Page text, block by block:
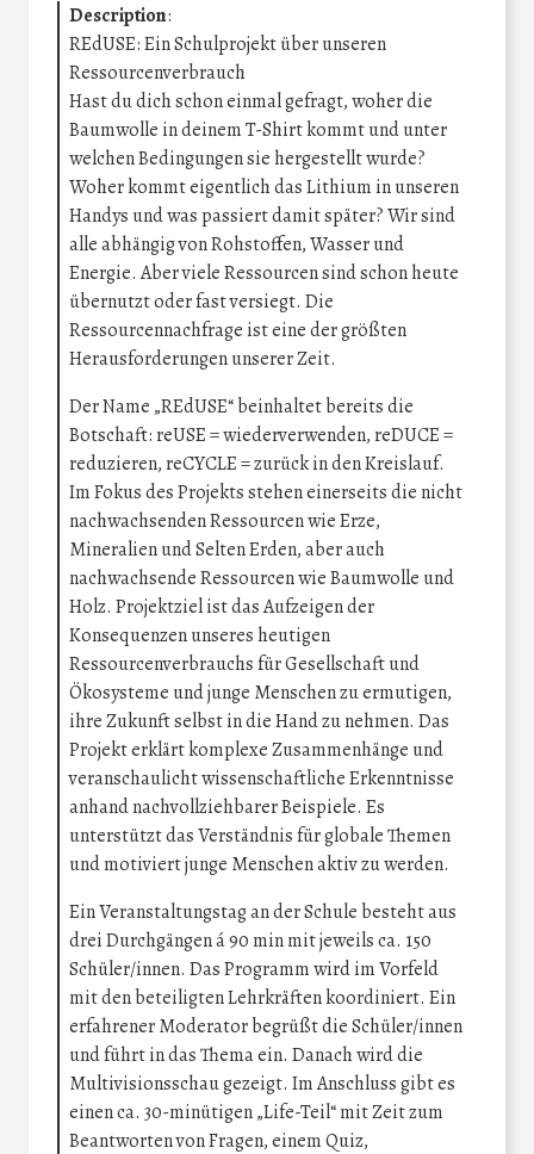
Description:
REdUSE: Ein Schulprojekt über unseren
Ressourcenverbrauch
Hast du dich schon einmal gefragt, woher die
Baumwolle in deinem T-Shirt kommt und unter
welchen Bedingungen sie hergestellt wurde?
Woher kommt eigentlich das Lithium in unseren
Handys und was passiert damit später? Wir sind
alle abhängig von Rohstoffen, Wasser und
Energie. Aber viele Ressourcen sind schon heute
übernutzt oder fast versiegt. Die
Ressourcennachfrage ist eine der größten
Herausforderungen unserer Zeit.
Der Name „REdUSE“ beinhaltet bereits die
Botschaft: reUSE = wiederverwenden, reDUCE =
reduzieren, reCYCLE = zurück in den Kreislauf.
Im Fokus des Projekts stehen einerseits die nicht
nachwachsenden Ressourcen wie Erze,
Mineralien und Selten Erden, aber auch
nachwachsende Ressourcen wie Baumwolle und
Holz. Projektziel ist das Aufzeigen der
Konsequenzen unseres heutigen
Ressourcenverbrauchs für Gesellschaft und
Ökosysteme und junge Menschen zu ermutigen,
ihre Zukunft selbst in die Hand zu nehmen. Das
Projekt erklärt komplexe Zusammenhänge und
veranschaulicht wissenschaftliche Erkenntnisse
anhand nachvollziehbarer Beispiele. Es
unterstützt das Verständnis für globale Themen
und motiviert junge Menschen aktiv zu werden.
Ein Veranstaltungstag an der Schule besteht aus
drei Durchgängen á 90 min mit jeweils ca. 150
Schüler/innen. Das Programm wird im Vorfeld
mit den beteiligten Lehrkräften koordiniert. Ein
erfahrener Moderator begrüßt die Schüler/innen
und führt in das Thema ein. Danach wird die
Multivisionsschau gezeigt. Im Anschluss gibt es
einen ca. 30-minütigen „Life-Teil“ mit Zeit zum
Beantworten von Fragen, einem Quiz,